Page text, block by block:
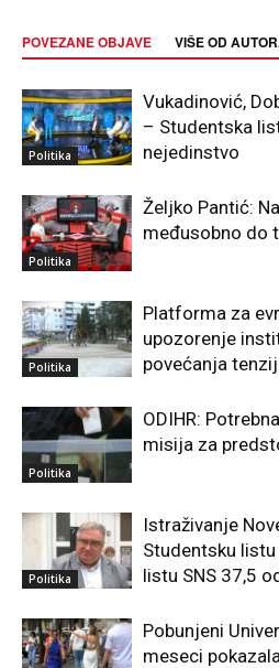
POVEZANE OBJAVE VIŠE OD
Politika
Vukadinović,
– Studentska
nejedinstvo
Politika
Željko Pantić:
međusobno do
Politika
Platforma za
upozorenje
povećanja
Politika
ODIHR:
misija za
Politika
Istraživanje
Studentsku
listu SNS 37,5
Pobunjeni
meseci